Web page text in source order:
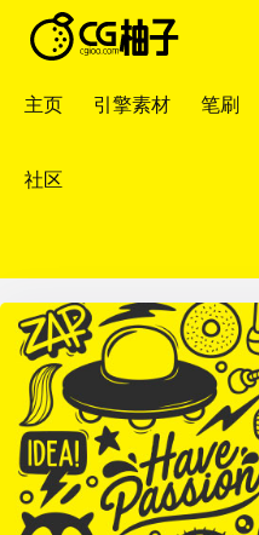
主页 引擎素材 笔刷
社区